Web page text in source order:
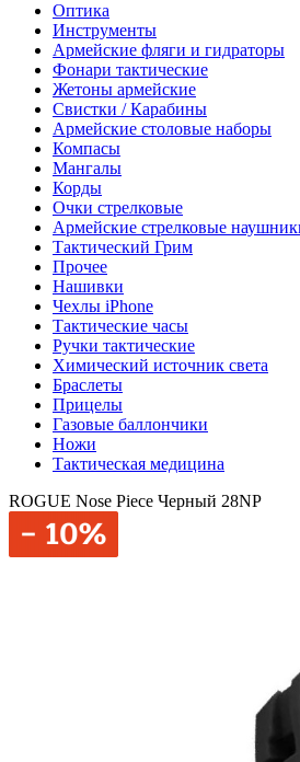
Оптика
Инструменты
Армейские фляги и гидраторы
Фонари тактические
Жетоны армейские
Свистки / Карабины
Армейские столовые наборы
Компасы
Мангалы
Корды
Очки стрелковые
Армейские стрелковые
Тактический Грим
Прочее
Нашивки
Чехлы iPhone
Тактические часы
Ручки тактические
Химический источник света
Браслеты
Прицелы
Газовые баллончики
Ножи
Тактическая медицина
ROGUE Nose Piece Черный 28NP